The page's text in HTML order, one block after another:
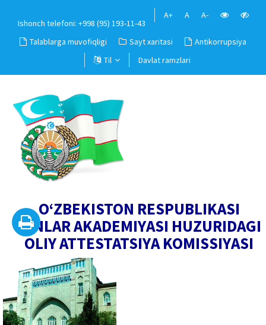
Ishonch telefoni: +998 (95) 193-11-43
A+ A A-
Talablarga muvofiqligi Sayt xaritasi
Antikorrupsiya
Til
Davlat ramzlari
O‘ZBEKISTON RESPUBLIKASI
FANLAR AKADEMIYASI HUZURIDAGI
OLIY ATTESTATSIYA KOMISSIYASI